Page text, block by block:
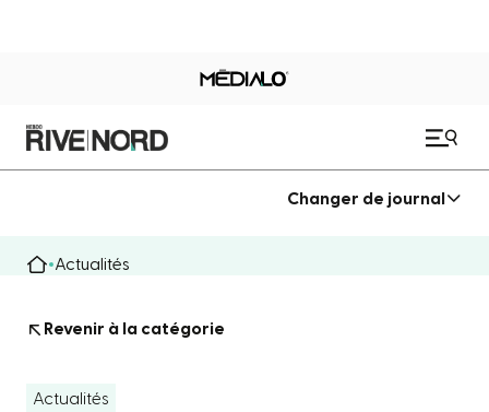
Changer de journal
Actualités
Revenir à la catégorie
Actualités